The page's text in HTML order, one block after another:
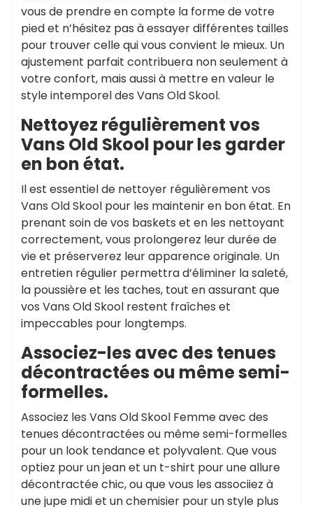
vous de prendre en compte la forme de votre
pied et n’hésitez pas à essayer différentes tailles
pour trouver celle qui vous convient le mieux. Un
ajustement parfait contribuera non seulement à
votre confort, mais aussi à mettre en valeur le
style intemporel des Vans Old Skool.
Nettoyez régulièrement vos
Vans Old Skool pour les garder
en bon état.
Il est essentiel de nettoyer régulièrement vos
Vans Old Skool pour les maintenir en bon état. En
prenant soin de vos baskets et en les nettoyant
correctement, vous prolongerez leur durée de
vie et préserverez leur apparence originale. Un
entretien régulier permettra d’éliminer la saleté,
la poussière et les taches, tout en assurant que
vos Vans Old Skool restent fraîches et
impeccables pour longtemps.
Associez-les avec des tenues
décontractées ou même semi-
formelles.
Associez les Vans Old Skool Femme avec des
tenues décontractées ou même semi-formelles
pour un look tendance et polyvalent. Que vous
optiez pour un jean et un t-shirt pour une allure
décontractée chic, ou que vous les associiez à
une jupe midi et un chemisier pour un style plus